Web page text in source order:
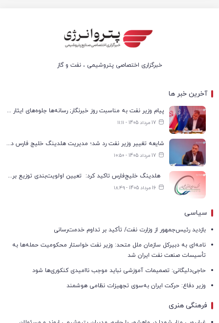
خبرگزاری اختصاصی پتروشیمی ، نفت و گاز
آخرین خبر ها
پیام وزیر نفت به مناسبت روز خبرنگار; رسانه‌ها جلوه‌های ایثار کارکنان صنعت نفت را منعکس کردند
17 مرداد 1405 - ۱۱:۱۱
شایعه تغییر وزیر نفت رد شد؛ مدیریت هلدینگ خلیج فارس در انتظار تعیین تکلیف
17 مرداد 1405 - ۱۰:۵۰
هلدینگ خلیج‌فارس تاکید کرد: تعیین اولویت‌بندی توزیع برق پتروشیمی‌ها، صرفا با شرکت ملی صنایع پتروشیمی ایران است
16 مرداد 1405 - ۱۸:۴۹
سیاسی
بازدید رئیس‌جمهور از وزارت نفت/ تأکید بر تداوم خدمت‌رسانی
نامه‌ای به دبیرکل سازمان ملل متحد: وزیر نفت خواستار محکومیت حمله‌ها به
تأسیسات صنعت نفت ایران شد
حاجی‌دلیگانی: تصمیمات آموزشی نباید موجب ناامیدی کنکوری‌ها شود
وزیر دفاع: حرکت ایران به‌سوی تجهیزات نظامی هوشمند
فرهنگی هنری